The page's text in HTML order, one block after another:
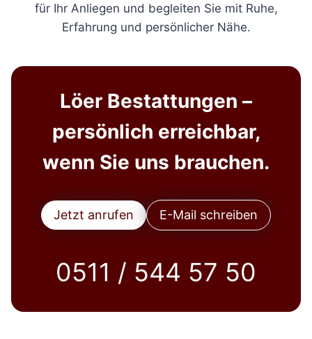
für Ihr Anliegen und begleiten Sie mit Ruhe,
Erfahrung und persönlicher Nähe.
Löer Bestattungen –
persönlich erreichbar,
wenn Sie uns brauchen.
Jetzt anrufen E-Mail schreiben
0511 / 544 57 50